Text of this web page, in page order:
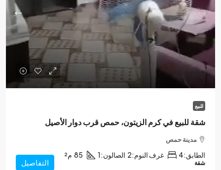
14,000$
للبيع
شقة للبيع في كرم الزيتون، حمص قرب دوار الأصيل
مدينة حمص
الطابق:4 غرف النوم:2 الصالون:1
85 م²
شقة التفاصيل